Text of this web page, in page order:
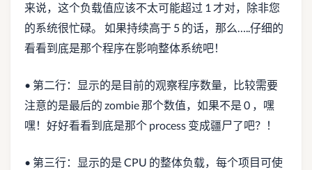
来说，这个负载值应该不太可能超过 1 才对，除非您
的系统很忙碌。 如果持续高于 5 的话，那么…..仔细的
看看到底是那个程序在影响整体系统吧！
• 第二行：显示的是目前的观察程序数量，比较需要
注意的是最后的 zombie 那个数值，如果不是 0 ，嘿
嘿！好好看看到底是那个 process 变成疆尸了吧？！
• 第三行：显示的是 CPU 的整体负载，每个项目可使